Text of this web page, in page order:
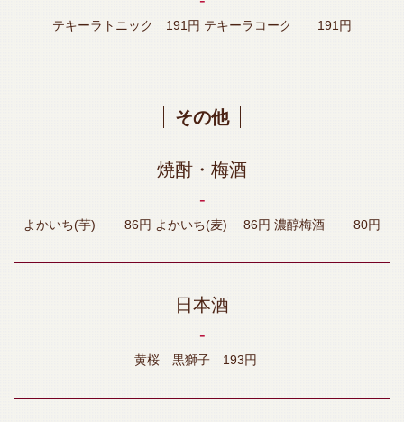
テキーラトニック 191円 テキーラコーク 191円
その他
焼酎・梅酒
‐
よかいち(芋) 86円 よかいち(麦) 86円 濃醇梅酒 80円
日本酒
‐
黄桜 黒獅子 193円